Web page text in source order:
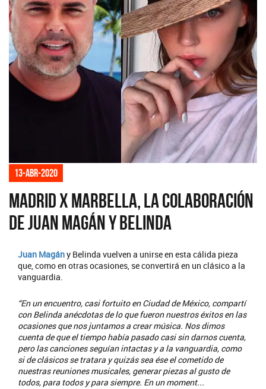
13-abr-2020
Madrid X Marbella, la colaboración
de Juan Magán y Belinda
Juan Magány Belinda vuelven a unirse en esta cálida pieza
que, como en otras ocasiones, se convertirá en un clásico a la
vanguardia.
“En un encuentro, casi fortuito en Ciudad de México, compartí
con Belinda anécdotas de lo que fueron nuestros éxitos en las
ocasiones que nos juntamos a crear música. Nos dimos
cuenta de que el tiempo había pasado casi sin darnos cuenta,
pero las canciones seguían intactas y a la vanguardia, como
si de clásicos se tratara y quizás sea ése el cometido de
nuestras reuniones musicales, generar piezas al gusto de
todos, para todos y para siempre. En un moment...